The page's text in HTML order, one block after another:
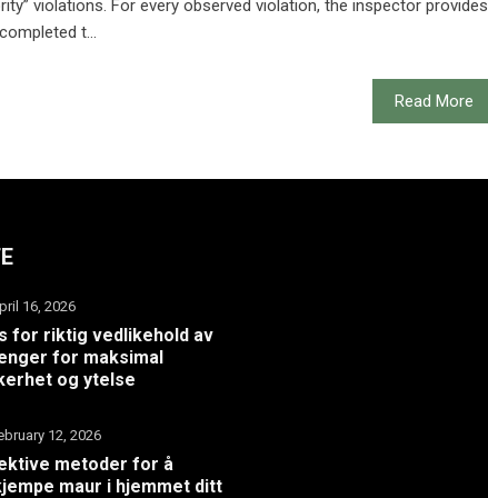
violations. For every observed violation, the inspector provides
t...
Read More
16, 2026
for riktig vedlikehold av
for maksimal
og ytelse
12, 2026
metoder for å
maur i hjemmet ditt